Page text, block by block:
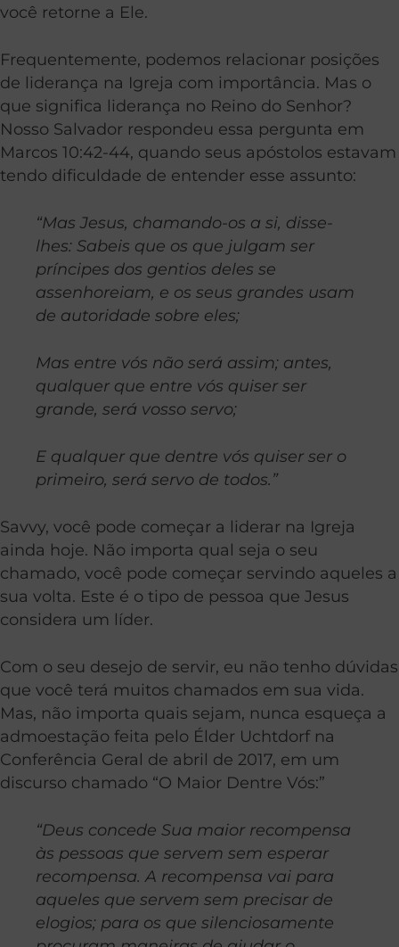
você retorne a Ele.
Frequentemente, podemos relacionar posições
de liderança na Igreja com importância. Mas o
que significa liderança no Reino do Senhor?
Nosso Salvador respondeu essa pergunta em
Marcos 10:42-44, quando seus apóstolos estavam
tendo dificuldade de entender esse assunto:
“Mas Jesus, chamando-os a si, disse-
lhes: Sabeis que os que julgam ser
príncipes dos gentios deles se
assenhoreiam, e os seus grandes usam
de autoridade sobre eles;
Mas entre vós não será assim; antes,
qualquer que entre vós quiser ser
grande, será vosso servo;
E qualquer que dentre vós quiser ser o
primeiro, será servo de todos.”
Savvy, você pode começar a liderar na Igreja
ainda hoje. Não importa qual seja o seu
chamado, você pode começar servindo aqueles a
sua volta. Este é o tipo de pessoa que Jesus
considera um líder.
Com o seu desejo de servir, eu não tenho dúvidas
que você terá muitos chamados em sua vida.
Mas, não importa quais sejam, nunca esqueça a
admoestação feita pelo Élder Uchtdorf na
Conferência Geral de abril de 2017, em um
discurso chamado “O Maior Dentre Vós:”
“Deus concede Sua maior recompensa
às pessoas que servem sem esperar
recompensa. A recompensa vai para
aqueles que servem sem precisar de
elogios; para os que silenciosamente